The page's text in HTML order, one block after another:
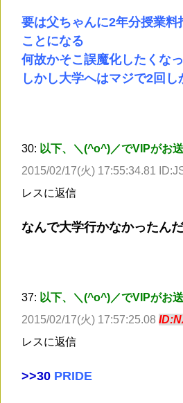
要は父ちゃんに2年分授業料
ことになる
何故かそこ誤魔化したくな
しかし大学へはマジで2回し
30: 以下、＼(^o^)／でVIPがお
2015/02/17(火) 17:55:34.81
レスに返信
なんで大学行かなかったん
37: 以下、＼(^o^)／でVIPがお
2015/02/17(火) 17:57:25.08
レスに返信
>>30 PRIDE